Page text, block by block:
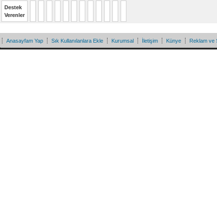
Destek
Verenler
Anasayfam Yap Sık Kullanılanlara Ekle Kurumsal İletişim Künye Reklam ve